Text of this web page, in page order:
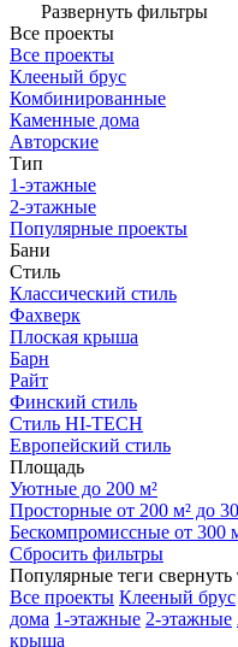
Развернуть фильтры
Все проекты
Все проекты
Клееный брус
Комбинированные
Каменные дома
Авторские
Тип
1-этажные
2-этажные
Популярные проекты
Бани
Стиль
Классический стиль
Фахверк
Плоская крыша
Барн
Райт
Финский стиль
Стиль HI-TECH
Европейский стиль
Площадь
Уютные до 200 м²
Просторные от 200 м² до
Бескомпромиссные от 300
Сбросить фильтры
Популярные теги свернуть
Все проекты Клееный брус
дома 1-этажные 2-этажные
крыша